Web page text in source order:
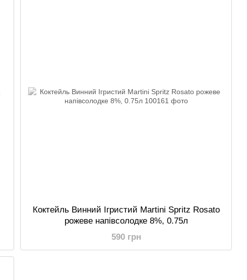
Коктейль Винний Ігристий Martini Spritz Rosato
рожеве напівсолодке 8%, 0.75л
590 грн